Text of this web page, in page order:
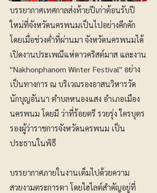
บรรยากาศเทศกาลส่งท้ายปีเก่าต้อนรับปี
ใหม่ที่จังหวัดนครพนมเป็นไปอย่างคึกคัก
โดยเมื่อช่วงค่ำที่ผ่านมา จังหวัดนครพนมได้
เปิดงานประเพณีแห่ดาวคริสต์มาส และงาน
"Nakhonphanom Winter Festival" อย่าง
เป็นทางการ ณ บริเวณรองอาสนวิหารวัด
นักบุญอันนา ตำบลหนองแสง อำเภอเมือง
นครพนม โดยมี ว่าที่ร้อยตรี รวยรุ่ง ใครบุตร
รองผู้ว่าราชการจังหวัดนครพนม เป็น
ประธานในพิธี
บรรยากาศภายในงานเต็มไปด้วยความ
สวยงามตระการตา โดยไฮไลต์สำคัญอยู่ที่